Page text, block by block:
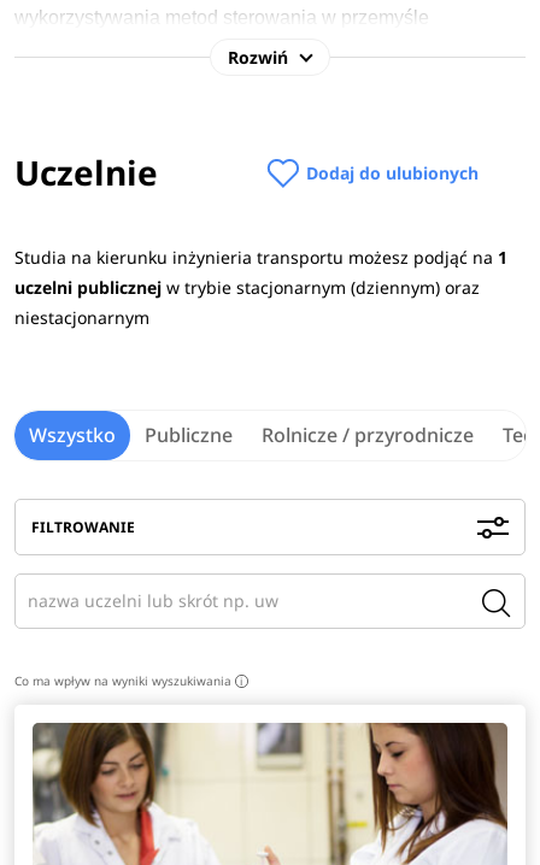
wykorzystywania metod sterowania w przemyśle
przedmioty maturalne to:
język obcy nowożytny,
Praca po studiach
komunikacji, zakładach obsługowo-naprawczych, firmach
zajmujących się obsługiwaniem, planowaniem i
centrach logistycznych.Zobaczpełen opis kierunku>
Rozwiń
Uczelnie Dodaj do ulubionych
Studia na kierunku inżynieria transportu możesz podjąć na 1
uczelni publicznejw trybie stacjonarnym (dziennym) oraz
niestacjonarnym
Wszystko Publiczne Rolnicze / przyrodnicze
FILTROWANIE
Co ma wpływ na wyniki wyszukiwania i